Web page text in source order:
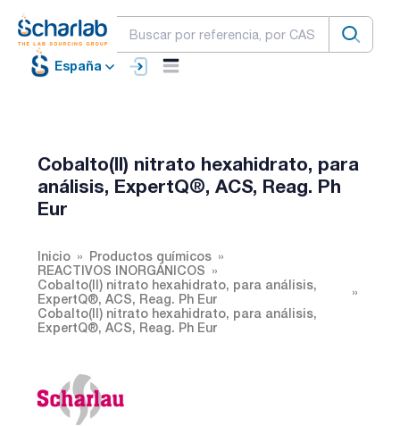
España
Cobalto(II) nitrato hexahidrato, para
análisis, ExpertQ®, ACS, Reag. Ph
Eur
Inicio
Productos químicos
REACTIVOS INORGÁNICOS
Cobalto(II) nitrato hexahidrato, para análisis,
ExpertQ®, ACS, Reag. Ph Eur
Cobalto(II) nitrato hexahidrato, para análisis,
ExpertQ®, ACS, Reag. Ph Eur